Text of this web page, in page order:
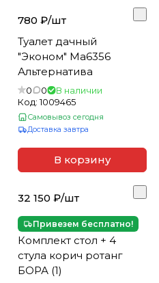
т
в
д
о
-
а
л
е
о
780 ₽/шт
Туалет дачный
"Эконом" Ма6356
Альтернатива
0 0
В наличии
Код:1009465
Самовывоз сегодня
Доставка завтра
В корзину
32 150 ₽/шт
Привезем бесплатно!
Комплект стол + 4
стула корич ротанг
БОРА (1)